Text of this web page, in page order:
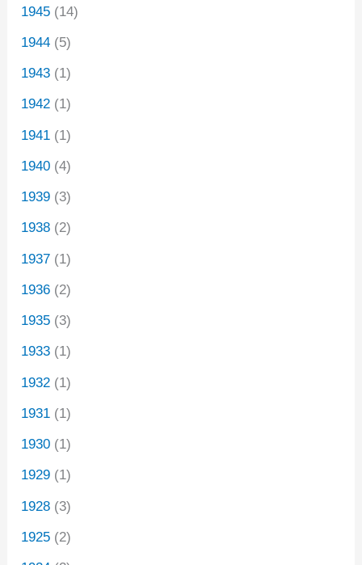
1945 (14)
1944 (5)
1943 (1)
1942 (1)
1941 (1)
1940 (4)
1939 (3)
1938 (2)
1937 (1)
1936 (2)
1935 (3)
1933 (1)
1932 (1)
1931 (1)
1930 (1)
1929 (1)
1928 (3)
1925 (2)